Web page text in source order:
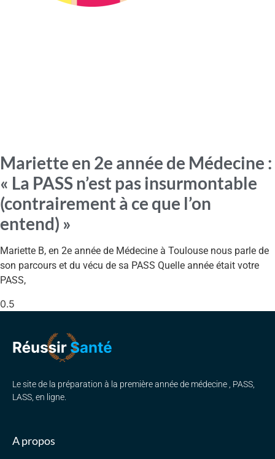
Mariette en 2e année de Médecine :
« La PASS n’est pas insurmontable
(contrairement à ce que l’on
entend) »
Mariette B, en 2e année de Médecine à Toulouse nous parle de
son parcours et du vécu de sa PASS Quelle année était votre
PASS,
Le site de la préparation à la première année de médecine , PASS,
LASS, en ligne.
A propos